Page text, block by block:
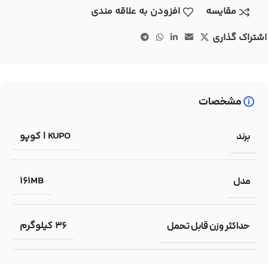
مقایسه
افزودن به علاقه مندی
اشتراک گذاری
مشخصات
برند KUPO | کوپو
مدل 161MB
حداکثر وزن قابل تحمل 36 کیلوگرم